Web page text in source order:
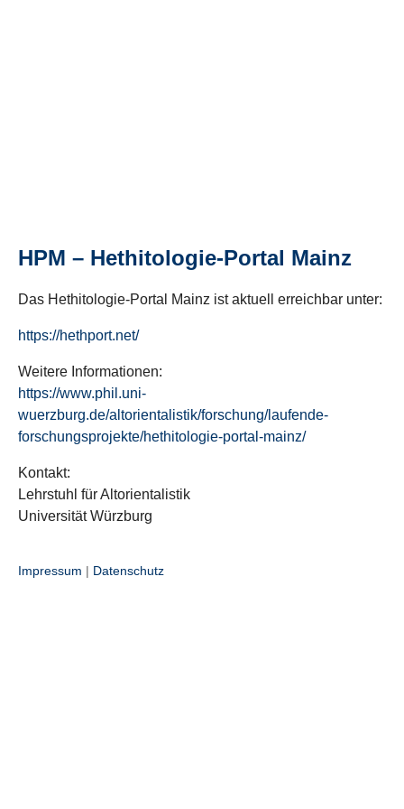
HPM – Hethitologie-Portal Mainz
Das Hethitologie-Portal Mainz ist aktuell erreichbar unter:
https://hethport.net/
Weitere Informationen:
https://www.phil.uni-
wuerzburg.de/altorientalistik/forschung/laufende-
forschungsprojekte/hethitologie-portal-mainz/
Kontakt:
Lehrstuhl für Altorientalistik
Universität Würzburg
Impressum | Datenschutz